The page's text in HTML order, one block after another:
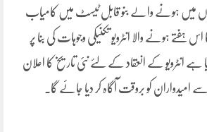
میں ہونے والے بنو قابل ٹیسٹ میں کامیاب
ہونے والا انٹرویو تکنیکی وجوہات کی بنا پر
ہے انٹرویو کے انعقاد کے لئے نئی تاریخ کا اعلان
امیدواران کو بروقت آگاہ کر دیا جائے گا۔